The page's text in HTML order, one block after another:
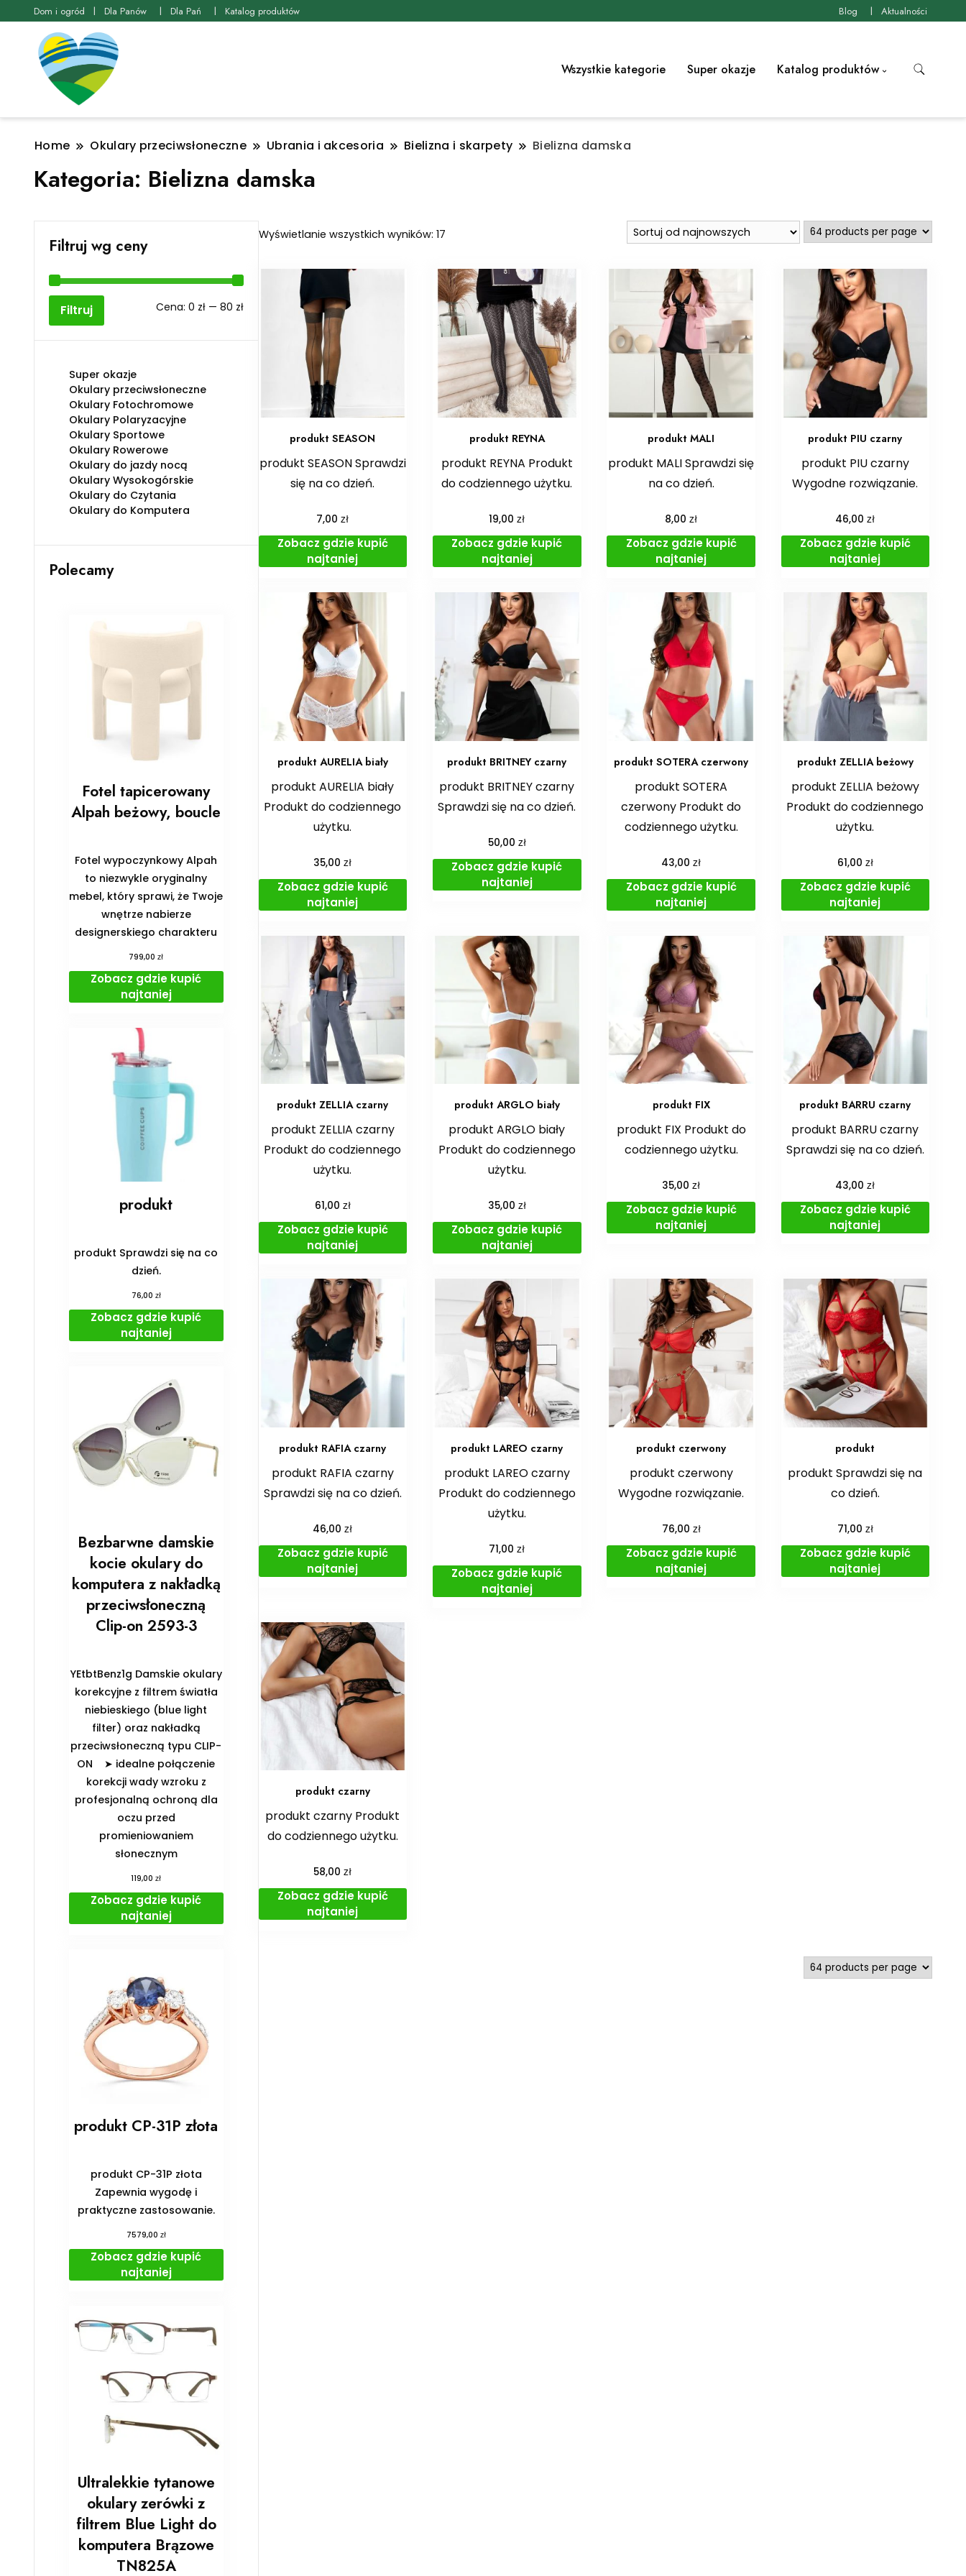
Dom i ogród Dla Panów Dla Pań Katalog produktów Blog Aktualności
Wszystkie kategorie Super okazje Katalog produktów
Home Okulary przeciwsłoneczne Ubrania i akcesoria Bielizna i skarpety Bielizna damska
Kategoria: Bielizna damska
Wyświetlanie wszystkich wyników: 17Posortowane
najnowszych
produkt SEASON
produkt SEASON Sprawdzi
się na co dzień.
7,00zł
Zobacz gdzie kupić
najtaniej
produkt REYNA
produkt REYNA Produkt
do codziennego użytku.
19,00zł
Zobacz gdzie kupić
najtaniej
produkt MALI
produkt MALI Sprawdzi się
na co dzień.
8,00zł
Zobacz gdzie kupić
najtaniej
produkt PIU czarny
produkt PIU czarny
Wygodne rozwiązanie.
46,00zł
Zobacz gdzie kupić
najtaniej
produkt AURELIA biały
produkt AURELIA biały
Produkt do codziennego
użytku.
35,00zł
Zobacz gdzie kupić
najtaniej
produkt BRITNEY czarny
produkt BRITNEY czarny
Sprawdzi się na co dzień.
50,00 zł
Zobacz gdzie kupić
najtaniej
produkt SOTERA czerwony
produkt SOTERA
czerwony Produkt do
codziennego użytku.
43,00zł
Zobacz gdzie kupić
najtaniej
produkt ZELLIA beżowy
produkt ZELLIA beżowy
Produkt do codziennego
użytku.
61,00 zł
Zobacz gdzie kupić
najtaniej
produkt ZELLIA czarny
produkt ZELLIA czarny
Produkt do codziennego
użytku.
61,00 zł
Zobacz gdzie kupić
najtaniej
produkt ARGLO biały
produkt ARGLO biały
Produkt do codziennego
użytku.
35,00 zł
Zobacz gdzie kupić
najtaniej
produkt FIX
produkt FIX Produkt do
codziennego użytku.
35,00zł
Zobacz gdzie kupić
najtaniej
produkt BARRU czarny
produkt BARRU czarny
Sprawdzi się na co dzień.
43,00zł
Zobacz gdzie kupić
najtaniej
produkt RAFIA czarny
produkt RAFIA czarny
Sprawdzi się na co dzień.
46,00zł
Zobacz gdzie kupić
najtaniej
produkt LAREO czarny
produkt LAREO czarny
Produkt do codziennego
użytku.
71,00zł
Zobacz gdzie kupić
najtaniej
produkt czerwony
produkt czerwony
Wygodne rozwiązanie.
76,00 zł
Zobacz gdzie kupić
najtaniej
produkt
produkt Sprawdzi się na
co dzień.
71,00 zł
Zobacz gdzie kupić
najtaniej
produkt czarny
produkt czarny Produkt
do codziennego użytku.
58,00zł
Zobacz gdzie kupić
najtaniej
Filtruj wg ceny
Cena
Cena
Filtruj Cena: 0 zł— 80 zł
Super okazje
Okulary przeciwsłoneczne
Okulary Fotochromowe
Okulary Polaryzacyjne
Okulary Sportowe
Okulary Rowerowe
Okulary do jazdy nocą
Okulary Wysokogórskie
Okulary do Czytania
Okulary do Komputera
Polecamy
Fotel tapicerowany
Alpah beżowy, boucle
Fotel wypoczynkowy Alpah
to niezwykle oryginalny
mebel, który sprawi, że Twoje
wnętrze nabierze
designerskiego charakteru
799,00zł
Zobacz gdzie kupić
najtaniej
produkt
produkt Sprawdzi się na co
dzień.
76,00 zł
Zobacz gdzie kupić
najtaniej
Bezbarwne damskie
kocie okulary do
komputera z nakładką
przeciwsłoneczną
Clip-on 2593-3
YEtbtBenz1g Damskie okulary
korekcyjne z filtrem światła
niebieskiego (blue light
filter) oraz nakładką
przeciwsłoneczną typu CLIP-
ON ➤ idealne połączenie
korekcji wady wzroku z
profesjonalną ochroną dla
oczu przed
promieniowaniem
słonecznym
119,00zł
Zobacz gdzie kupić
najtaniej
produkt CP-31P złota
produkt CP-31P złota
Zapewnia wygodę i
praktyczne zastosowanie.
7579,00 zł
Zobacz gdzie kupić
najtaniej
Ultralekkie tytanowe
okulary zerówki z
filtrem Blue Light do
komputera Brązowe
TN825A